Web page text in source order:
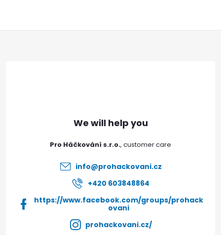
Pro Háčkování s.r.o.
info@prohackovani.cz
+420 603848864
https://www.facebook.com/groups/prohack
ovani
prohackovani.cz/